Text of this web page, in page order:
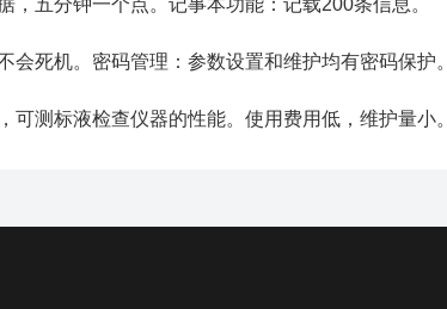
五分钟一个点。记事本功能：记载200条信息。
死机。密码管理：参数设置和维护均有密码保护。
测标液检查仪器的性能。使用费用低，维护量小。